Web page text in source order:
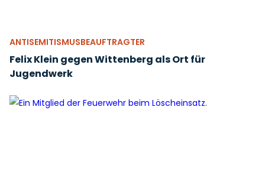
ANTISEMITISMUSBEAUFTRAGTER
Felix Klein gegen Wittenberg als Ort für
Jugendwerk